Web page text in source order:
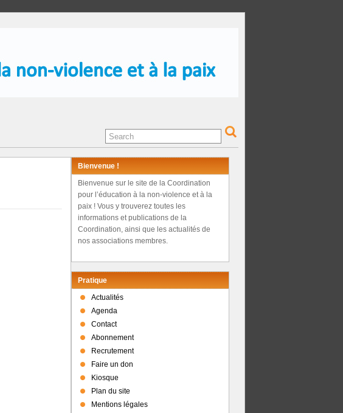
Bienvenue !
Bienvenue sur le site de la Coordination
pour l’éducation à la non-violence et à la
paix ! Vous y trouverez toutes les
informations et publications de la
Coordination, ainsi que les actualités de
nos associations membres.
Pratique
Actualités
Agenda
Contact
Abonnement
Recrutement
Faire un don
Kiosque
Plan du site
Mentions légales